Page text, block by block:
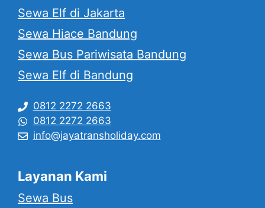
Sewa Elf di Jakarta
Sewa Hiace Bandung
Sewa Bus Pariwisata Bandung
Sewa Elf di Bandung
0812 2272 2663
0812 2272 2663
info@jayatransholiday.com
Layanan Kami
Sewa Bus